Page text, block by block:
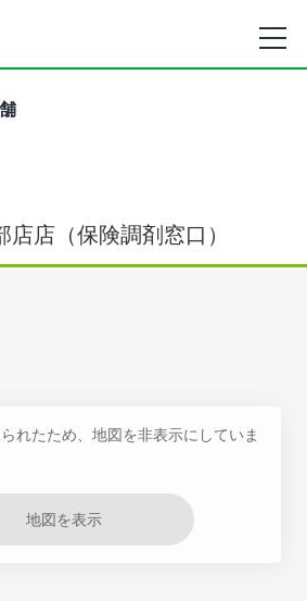
店（保険調剤窓口）
れたため、地図を非表示にしていま
地図を表示